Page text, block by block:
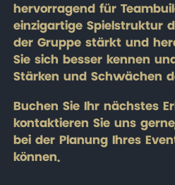
hervorragend für
einzigartige Spielstruktur
der Gruppe stärkt und
Sie sich besser kennen
Stärken und Schwächen
Buchen Sie Ihr nächstes
kontaktieren Sie uns
bei der Planung Ihres
können.